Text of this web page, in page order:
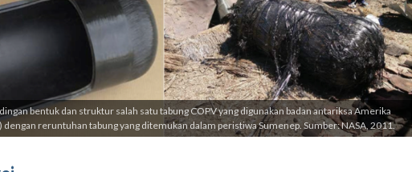
bentuk dan struktur salah satu tabung COPV yang digunakan badan antariksa Amerika
dengan reruntuhan tabung yang ditemukan dalam peristiwa Sumenep. Sumber: NASA, 2011.